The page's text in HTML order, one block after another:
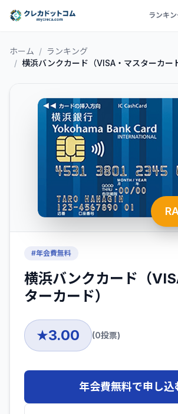
ランキ
ホーム / ランキング
/ 横浜バンクカード（VISA・マスターカー
#年会費無料
横浜バンクカード（
ターカード）
★3.00 (0投票)
年会費無料で申し込